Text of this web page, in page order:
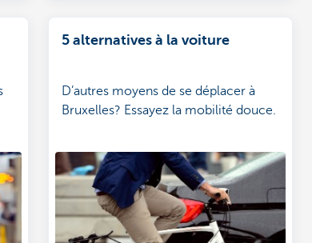
5 alternatives à la voiture
D’autres moyens de se déplacer à
Bruxelles? Essayez la mobilité douce.